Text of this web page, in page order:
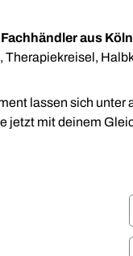
Fachhändler aus
Therapiekreisel,
lassen sich unter
jetzt mit deinem